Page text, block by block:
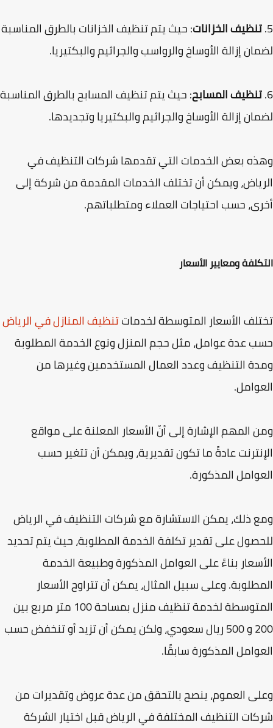
تنظيف الخزانات: حيث يتم تنظيف الخزانات بالطرق المناسبة
إزالة الأوساخ والرواسب والجراثيم والبكتيريا.
تنظيف المسابح: حيث يتم تنظيف المسابح بالطرق المناسبة
إزالة الأوساخ والجراثيم والبكتيريا وتجديدها.
بعض الخدمات التي تقدمها شركات التنظيف في
ويمكن أن تختلف الخدمات المقدمة من شركة إلى
حسب احتياجات العملاء ومتطلباتهم.
ومعايير الأسعار
الأسعار المتوسطة لخدماتتنظيفالمنازل فيالرياض
عدة عوامل، مثل حجم المنزل ونوع الخدمة المطلوبة
التنظيف وعدد العمال المستخدمين وغيرها من
المهم الإشارة إلى أنّ الأسعار المعلنة على مواقع
عادةً ما تكون تقديرية، ويمكن أن تتغير حسب
المذكورة.
ذلك، يمكن الاستشارة مع شركات التنظيف في الرياض
على تقدير تكلفة الخدمة المطلوبة، حيث يتم تحديد
بناءً على العوامل المذكورة وطبيعة الخدمة
وعلى سبيل المثال، يمكن أن تتراوح الأسعار
المتوسطة لخدمة تنظيف منزل بمساحة 100 متر مربع بين
200 و 500 ريال سعودي، ولكن يمكن أن تزيد أو تنخفض حسب
المذكورة سابقًا.
العموم، ينصح بالتحقق من عدة عروض وتقديرات من
التنظيف المختلفة في الرياض قبل اختيار الشركة